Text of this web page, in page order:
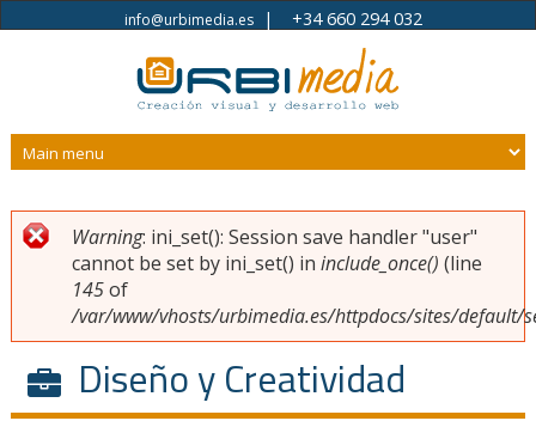
Pasar al contenido principal
info@urbimedia.es| +34 660 294 032
Usted está aquí
Mensaje de error
Warning: ini_set(): Session save handler "user"
cannot be set by ini_set() in include_once() (line
145of
/var/www/vhosts/urbimedia.es/httpdocs/sites/default/
Diseño y Creatividad